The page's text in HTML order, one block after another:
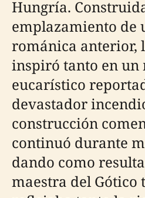
Hungría.
emplazamiento de
románica anterior,
inspiró tanto en un
eucarístico
devastador
construcción
continuó durante
dando como
maestra del Gótico